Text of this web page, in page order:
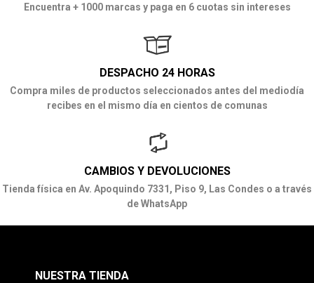
Encuentra + 1000 marcas y paga en 6 cuotas sin intereses
DESPACHO 24 HORAS
Compra miles de productos seleccionados antes del mediodía
recibes en el mismo día en cientos de comunas
CAMBIOS Y DEVOLUCIONES
Tienda física en Av. Apoquindo 7331, Piso 9, Las Condes o a través
de WhatsApp
NUESTRA TIENDA